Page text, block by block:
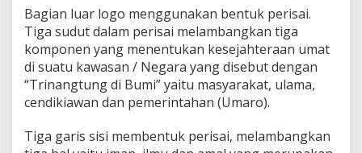
Bagian luar logo menggunakan bentuk perisai.
Tiga sudut dalam perisai melambangkan tiga
komponen yang menentukan kesejahteraan umat
di suatu kawasan / Negara yang disebut dengan
“Trinangtung di Bumi” yaitu masyarakat, ulama,
cendikiawan dan pemerintahan (Umaro).
Tiga garis sisi membentuk perisai, melambangkan